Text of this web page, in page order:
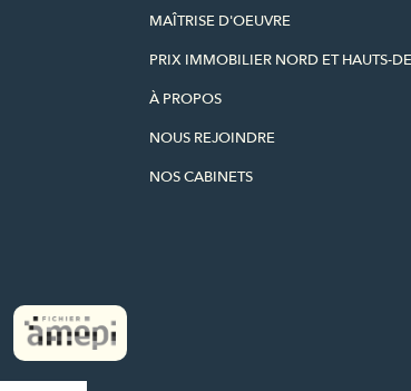
MAÎTRISE D'OEUVRE
PRIX IMMOBILIER NORD ET HAUTS-
À PROPOS
NOUS REJOINDRE
NOS CABINETS